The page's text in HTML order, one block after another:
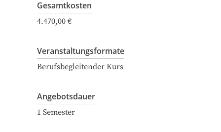
Gesamtkosten
4.470,00 €
Veranstaltungsformate
Berufsbegleitender Kurs
Angebotsdauer
1 Semester